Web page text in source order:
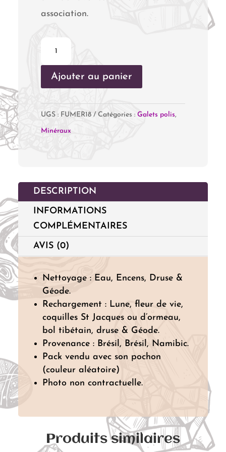
association.
Pack
de
Fumer
Ajouter au panier
UGS : FUMER18 Catégories : Galets polis,
Minéraux
DESCRIPTION
INFORMATIONS
COMPLÉMENTAIRES
AVIS (0)
Nettoyage : Eau, Encens, Druse &
Géode.
Rechargement : Lune, fleur de vie,
coquilles St Jacques ou d’ormeau,
bol tibétain, druse & Géode.
Provenance : Brésil, Brésil, Namibic.
Pack vendu avec son pochon
(couleur aléatoire)
Photo non contractuelle.
Produits similaires